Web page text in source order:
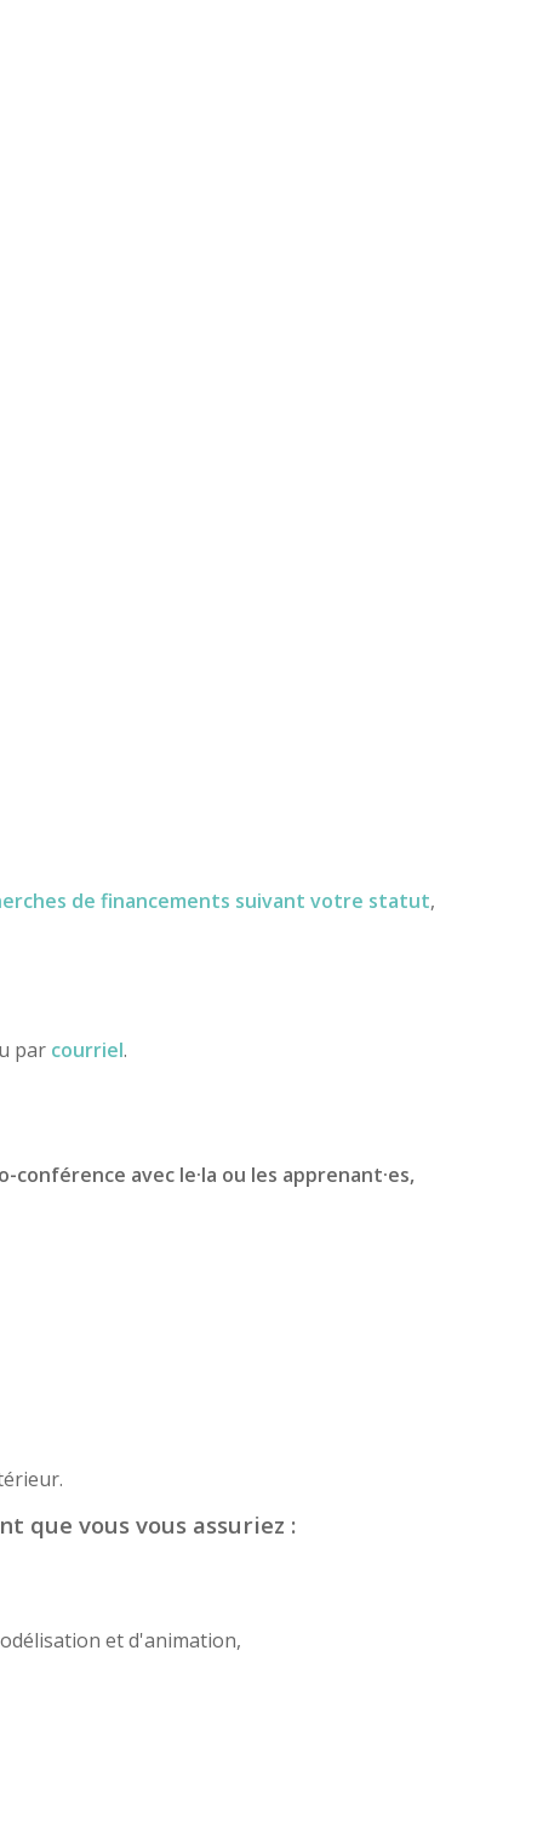
de financements suivant votre statut,
par courriel.
avec le·la ou les apprenant·es,
que vous vous assuriez :
et d'animation,